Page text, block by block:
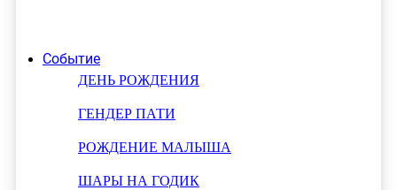
Событие
ДЕНЬ РОЖДЕНИЯ
ГЕНДЕР ПАТИ
РОЖДЕНИЕ МАЛЫША
ШАРЫ НА ГОДИК